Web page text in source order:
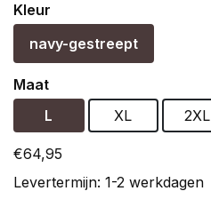
Kleur
navy-gestreept
Maat
L
XL 2XL
€64,95
Levertermijn: 1-2 werkdagen